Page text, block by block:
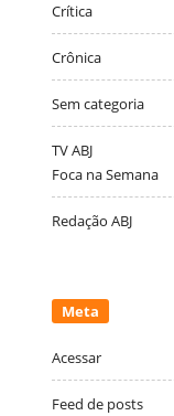
Crítica
Crônica
Sem categoria
TV ABJ
Foca na Semana
Redação ABJ
Meta
Acessar
Feed de posts